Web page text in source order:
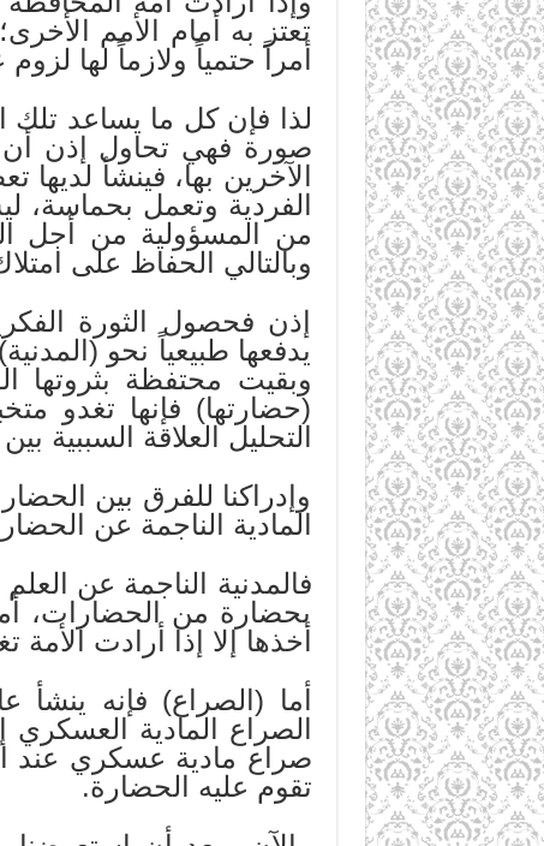
تعتز به أمام الأمم
أمراً حتمياً ولازماً لها
لذا فإن كل ما يساعد تلك
صورة فهي تحاول إذن أن
الآخرين بها، فينشأ
الفردية وتعمل بحماسة،
من المسؤولية من أجل
وبالتالي الحفاظ على
إذن فحصول الثورة
يدفعها طبيعياً نحو
وبقيت محتفظة بثروتها
(حضارتها) فإنها تغدو
التحليل العلاقة السببية
وإدراكنا للفرق بين
المادية الناجمة عن
فالمدنية الناجمة عن
بحضارة من الحضارات،
أخذها إلا إذا أرادت
أما (الصراع) فإنه ينشأ
الصراع المادية
صراع مادية عسكري عند
تقوم عليه الحضارة.